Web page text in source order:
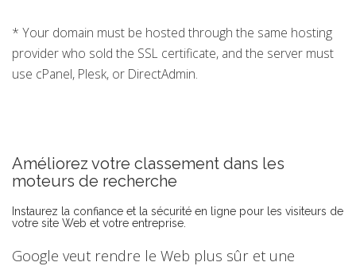
* Your domain must be hosted through the same hosting
provider who sold the SSL certificate, and the server must
use cPanel, Plesk, or DirectAdmin.
Améliorez votre classement dans les
moteurs de recherche
Instaurez la confiance et la sécurité en ligne pour les visiteurs de
votre site Web et votre entreprise.
Google veut rendre le Web plus sûr et une